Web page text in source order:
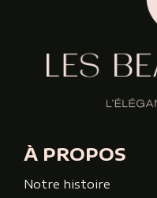
À PROPOS
Notre histoire